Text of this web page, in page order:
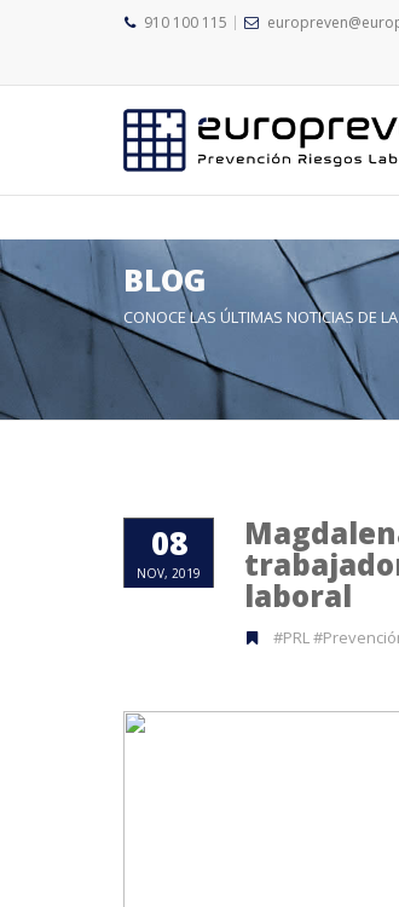
910 100 115
BLOG
CONOCE LAS ÚLTIMAS NOTICIAS DE
08
NOV, 2019
laboral
#PRL